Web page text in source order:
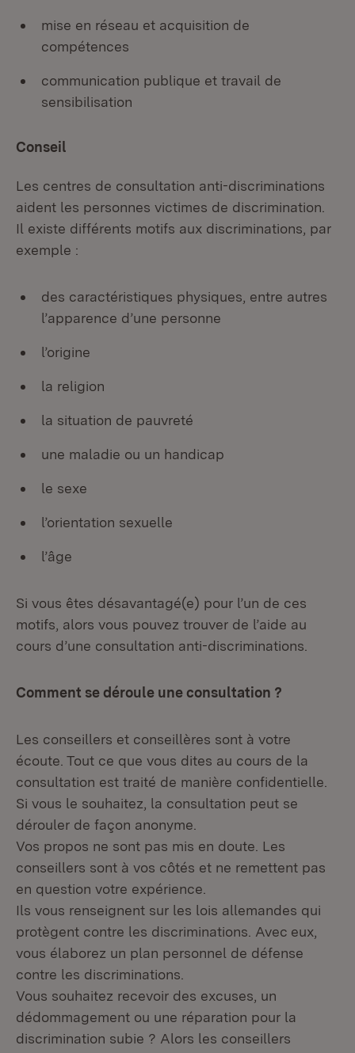
mise en réseau et acquisition de
compétences
communication publique et travail de
sensibilisation
Conseil
Les centres de consultation anti-discriminations
aident les personnes victimes de discrimination.
Il existe différents motifs aux discriminations, par
exemple :
des caractéristiques physiques, entre autres
l’apparence d’une personne
l’origine
la religion
la situation de pauvreté
une maladie ou un handicap
le sexe
l’orientation sexuelle
l’âge
Si vous êtes désavantagé(e) pour l’un de ces
motifs, alors vous pouvez trouver de l’aide au
cours d’une consultation anti-discriminations.
Comment se déroule une consultation ?
Les conseillers et conseillères sont à votre
écoute. Tout ce que vous dites au cours de la
consultation est traité de manière confidentielle.
Si vous le souhaitez, la consultation peut se
dérouler de façon anonyme.
Vos propos ne sont pas mis en doute. Les
conseillers sont à vos côtés et ne remettent pas
en question votre expérience.
Ils vous renseignent sur les lois allemandes qui
protègent contre les discriminations. Avec eux,
vous élaborez un plan personnel de défense
contre les discriminations.
Vous souhaitez recevoir des excuses, un
dédommagement ou une réparation pour la
discrimination subie ? Alors les conseillers